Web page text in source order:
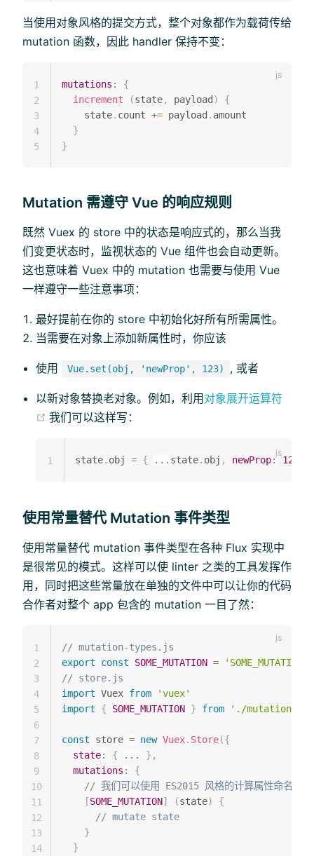
当使用对象风格的提交方式，整个对象都作为载荷传给
mutation 函数，因此 handler 保持不变：
mutations :
{
increment
(state, payload )
{
    state
. count += payload . amount
}
}
1
2
3
4
5
Mutation 需遵守 Vue 的响应规则
既然 Vuex 的 store 中的状态是响应式的，那么当我
们变更状态时，监视状态的 Vue 组件也会自动更新。
这也意味着 Vuex 中的 mutation 也需要与使用 Vue
一样遵守一些注意事项：
最好提前在你的 store 中初始化好所有所需属性。
当需要在对象上添加新属性时，你应该
使用 Vue.set(obj, 'newProp', 123) , 或者
以新对象替换老对象。例如，利用对象展开运算符
(opens new window)
我们可以这样写：
state. obj = { ... state. obj , newProp: 123
1
使用常量替代 Mutation 事件类型
使用常量替代 mutation 事件类型在各种 Flux 实现中
是很常见的模式。这样可以使 linter 之类的工具发挥作
用，同时把这些常量放在单独的文件中可以让你的代码
合作者对整个 app 包含的 mutation 一目了然：
// mutation-types.js
export
const SOME_MUTATION =
'SOME_MUTATION'
// store.js
import Vuex from
'vuex'
import
{ SOME_MUTATION } from './mutation-
const store = new Vuex. Store({
state: { ... } ,
mutations :
{
// 我们可以使用 ES2015 风格的计算属性命名功能
[SOME_MUTATION] (state)
{
// mutate state
}
}
1
2
3
4
5
6
7
8
9
10
11
12
13
14